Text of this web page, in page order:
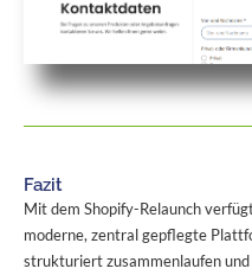
Fazit
Mit dem Shopify-Relaunch
moderne, zentral gepflegte
strukturiert zusammenlaufen